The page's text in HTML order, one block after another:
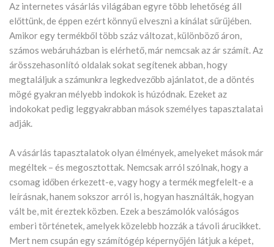
Az internetes vásárlás világában egyre több lehetőség áll
előttünk, de éppen ezért könnyű elveszni a kínálat sűrűjében.
Amikor egy termékből több száz változat, különböző áron,
számos webáruházban is elérhető, már nemcsak az ár számít. Az
árösszehasonlító oldalak sokat segítenek abban, hogy
megtaláljuk a számunkra legkedvezőbb ajánlatot, de a döntés
mögé gyakran mélyebb indokok is húzódnak. Ezeket az
indokokat pedig leggyakrabban mások személyes tapasztalatai
adják.
A vásárlás tapasztalatok olyan élmények, amelyeket mások már
megéltek – és megosztottak. Nemcsak arról szólnak, hogy a
csomag időben érkezett-e, vagy hogy a termék megfelelt-e a
leírásnak, hanem sokszor arról is, hogyan használták, hogyan
vált be, mit éreztek közben. Ezek a beszámolók valóságos
emberi történetek, amelyek közelebb hozzák a távoli árucikket.
Mert nem csupán egy számítógép képernyőjén látjuk a képet,